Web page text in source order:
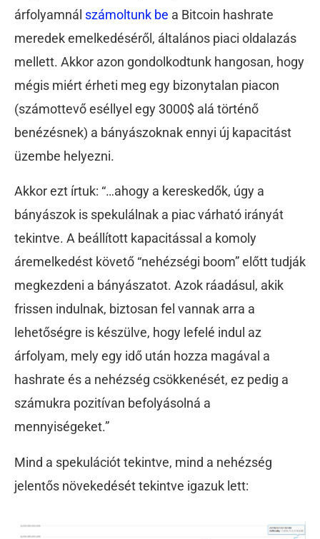
árfolyamnál számoltunk be a Bitcoin hashrate
meredek emelkedéséről, általános piaci oldalazás
mellett. Akkor azon gondolkodtunk hangosan, hogy
mégis miért érheti meg egy bizonytalan piacon
(számottevő eséllyel egy 3000$ alá történő
benézésnek) a bányászoknak ennyi új kapacitást
üzembe helyezni.
Akkor ezt írtuk: “…ahogy a kereskedők, úgy a
bányászok is spekulálnak a piac várható irányát
tekintve. A beállított kapacitással a komoly
áremelkedést követő “nehézségi boom” előtt tudják
megkezdeni a bányászatot. Azok ráadásul, akik
frissen indulnak, biztosan fel vannak arra a
lehetőségre is készülve, hogy lefelé indul az
árfolyam, mely egy idő után hozza magával a
hashrate és a nehézség csökkenését, ez pedig a
számukra pozitívan befolyásolná a
mennyiségeket.”
Mind a spekulációt tekintve, mind a nehézség
jelentős növekedését tekintve igazuk lett: